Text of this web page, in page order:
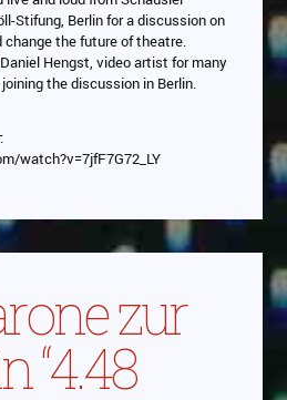
Stifung, Berlin for a discussion on
the future of theatre.
Hengst, video artist for many
the discussion in Berlin.
watch?v=7jfF7G72_LY
zur
“4.48